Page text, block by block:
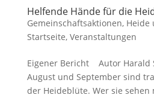
Helfende Hände für die
Gemeinschaftsaktionen, Heide
Startseite, Veranstaltungen
Eigener Bericht Autor Harald
August und September sind
der Heideblüte. Wer sie sehen